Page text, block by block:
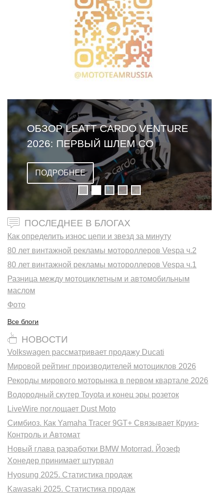
ОБЗОР LEATT CARDO VENTURE
2026: ПЕРВЫЙ ШЛЕМ СО
ВСТРОЕННОЙ ГАРНИТУРОЙ
ПОДРОБНЕЕ
ПОСЛЕДНЕЕ В БЛОГАХ
Как определить износ цепи и звезд за минуту
80 лет винтажной рекламы мотороллеров Vespa ч.2
80 лет винтажной рекламы мотороллеров Vespa ч.1
Разница между мотоциклетным и автомобильным
маслом
Фото
Все блоги
НОВОСТИ
Volkswagen рассматривает продажу Ducati
Мировой рейтинг производителей мотоциклов 2026
Рекорды мирового моторынка в первом квартале 2026
Водородный скутер Toyota и конец эры розеток
LiveWire поглощает Dust Moto
Симбиоз. Как Yamaha Tracer 9GT+ Связывает Круиз-
Контроль и Автомат
Новый глава разработки BMW Motorrad. Йозеф
Хонедер принимает штурвал
Hyosung 2025. Статистика продаж
Kawasaki 2025. Статистика продаж